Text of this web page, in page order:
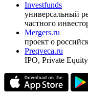
Investfunds
универсальный
частного
Mergers.ru
проект о
Preqveca.ru
IPO, Private